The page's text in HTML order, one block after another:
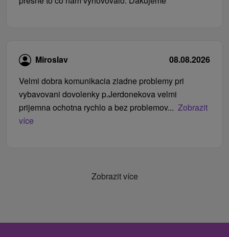
Miroslav
08.08.2026
Velmi dobra komunikacia ziadne problemy pri
vybavovani dovolenky p.Jerdonekova velmi
prijemna ochotna rychlo a bez problemov... Zobrazit
více
Zobrazit více